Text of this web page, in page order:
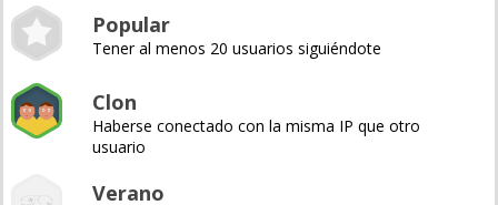
Popular
Tener al menos 20 usuarios siguiéndote
Clon
Haberse conectado con la misma IP que otro
usuario
Verano